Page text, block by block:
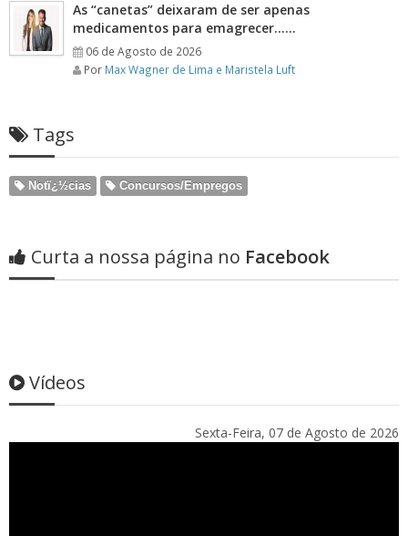
As “canetas” deixaram de ser apenas
medicamentos para emagrecer……
06 de Agosto de 2026
Por Max Wagner de Lima e Maristela Luft
Tags
Notï¿½cias Concursos/Empregos
Curta a nossa página no Facebook
Vídeos
Sexta-Feira, 07 de Agosto de 2026